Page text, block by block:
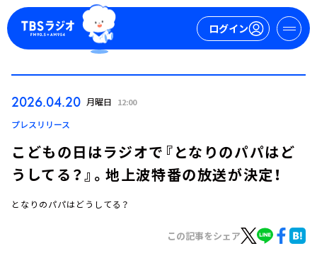
ログイン
2026.04.20 月曜日 12:00
プレスリリース
こどもの日はラジオで『となりのパパはど
うしてる？』。地上波特番の放送が決定！
となりのパパはどうしてる？
この記事をシェア